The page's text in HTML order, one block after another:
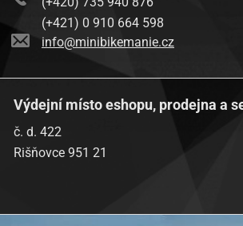
SYM (Sanyang)-Jet 50 -00
SYM (Sanyang)-Jungle 50 GA05W-6
SYM (Sanyang)-Mask 50 2T -00
SYM (Sanyang)-Red Devil 50 -00
IP11362
(+421) 0 910 664 598
info@minibikemanie.cz
Výdejní místo eshopu, prodejna a
č. d. 422
Rišňovce 951 21